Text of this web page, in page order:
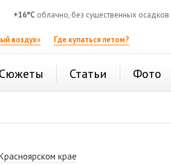
+16°C облачно, без существенных осадков
воздух» Где купаться летом?
Сюжеты Статьи Фото
крае